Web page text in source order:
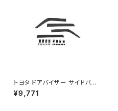
トヨタ ドアバイザー サイドバイ
ザー タンク 900系 ルーミー 9
00系 M900A M910A サイドド
¥9,771